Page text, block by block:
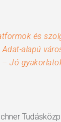
és
alapú
Jó